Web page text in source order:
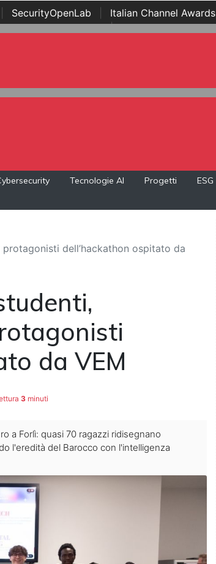
SecurityOpenLab Italian Channel Awards
Awards | ...
Tecnologie AI Progetti ESG
dell’hackathon ospitato da
da VEM
3 minuti
a Forlì: quasi 70 ragazzi ridisegnano
l'eredità del Barocco con l'intelligenza